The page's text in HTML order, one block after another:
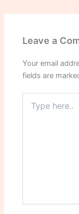
Leave a
Your email
fields are
here..